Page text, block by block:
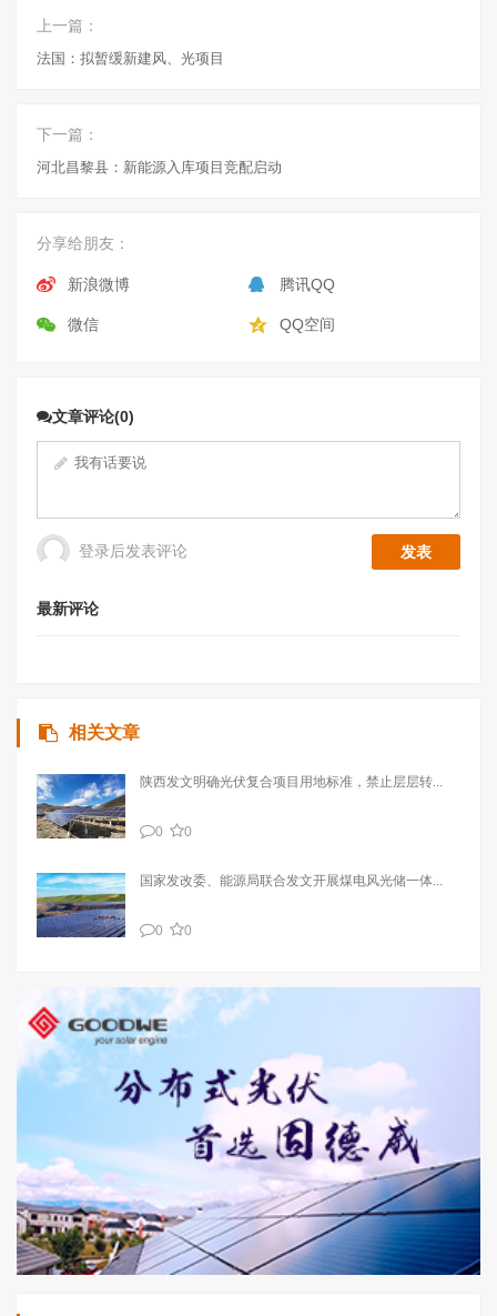
上一篇：
法国：拟暂缓新建风、光项目
下一篇：
河北昌黎县：新能源入库项目竞配启动
分享给朋友：
新浪微博 腾讯QQ
微信 QQ空间
文章评论(0)
登录后发表评论
最新评论
相关文章
陕西发文明确光伏复合项目用地标准，禁止层层转...
0 0
国家发改委、能源局联合发文开展煤电风光储一体...
0 0